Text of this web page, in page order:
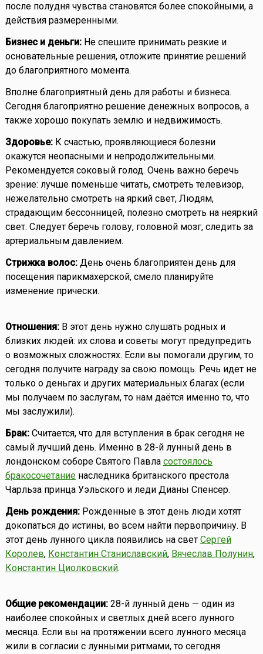
после полудня чувства становятся более спокойными, а
действия размеренными.
Бизнес и деньги:Не спешите принимать резкие и
основательные решения, отложите принятие решений
до благоприятного момента.
Вполне благоприятный день для работы и бизнеса.
Сегодня благоприятно решение денежных вопросов, а
также хорошо покупать землю и недвижимость.
Здоровье:К счастью, проявляющиеся болезни
окажутся неопасными и непродолжительными.
Рекомендуется соковый голод. Очень важно беречь
зрение: лучше поменьше читать, смотреть телевизор,
нежелательно смотреть на яркий свет, Людям,
страдающим бессонницей, полезно смотреть на неяркий
свет. Следует беречь голову, головной мозг, следить за
артериальным давлением.
Стрижка волос:День очень благоприятен день для
посещения парикмахерской, смело планируйте
изменение прически.
Отношения:В этот день нужно слушать родных и
близких людей: их слова и советы могут предупредить
о возможных сложностях. Если вы помогали другим, то
сегодня получите награду за свою помощь. Речь идет не
только о деньгах и других материальных благах (если
мы получаем по заслугам, то нам даётся именно то, что
мы заслужили).
Брак:Считается, что для вступления в брак сегодня не
самый лучший день. Именно в 28-й лунный день в
лондонском соборе Святого Павла состоялось
бракосочетаниенаследника британского престола
Чарльза принца Уэльского и леди Дианы Спенсер.
День рождения:Рожденные в этот день люди хотят
докопаться до истины, во всем найти первопричину. В
этот день лунного цикла появились на свет Сергей
Королев, Константин Станиславский, Вячеслав Полунин,
Константин Циолковский.
Общие рекомендации:28-й лунный день — один из
наиболее спокойных и светлых дней всего лунного
месяца. Если вы на протяжении всего лунного месяца
жили в согласии с лунными ритмами, то сегодня